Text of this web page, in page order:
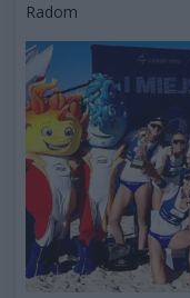
Kategorie artykułu:
Radom